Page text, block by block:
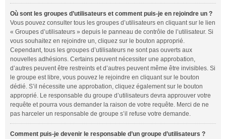
Où sont les groupes d’utilisateurs et comment puis-je en rejoindre un ?
Vous pouvez consulter tous les groupes d’utilisateurs en cliquant sur le lien
« Groupes d’utilisateurs » depuis le panneau de contrôle de l’utilisateur. Si
vous souhaitez en rejoindre un, cliquez sur le bouton approprié.
Cependant, tous les groupes d’utilisateurs ne sont pas ouverts aux
nouvelles adhésions. Certains peuvent nécessiter une approbation,
d’autres peuvent être restreints et d’autres peuvent même être invisibles. Si
le groupe est libre, vous pouvez le rejoindre en cliquant sur le bouton
dédié. S’il nécessite une approbation, cliquez également sur le bouton
approprié. Le responsable du groupe d’utilisateurs devra approuver votre
requête et pourra vous demander la raison de votre requête. Merci de ne
pas harceler un responsable de groupe s’il refuse votre demande.
Comment puis-je devenir le responsable d’un groupe d’utilisateurs ?